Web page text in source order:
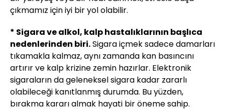
çıkmamız için iyi bir yol olabilir.
* Sigara ve alkol, kalp hastalıklarının başlıca
nedenlerinden biri.Sigara içmek sadece damarları
tıkamakla kalmaz, aynı zamanda kan basıncını
artırır ve kalp krizine zemin hazırlar. Elektronik
sigaraların da geleneksel sigara kadar zararlı
olabileceği kanıtlanmış durumda. Bu yüzden,
bırakma kararı almak hayati bir öneme sahip.